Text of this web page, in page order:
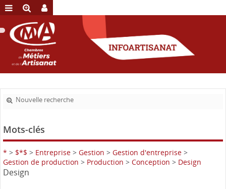
Nouvelle recherche
Mots-clés
* > $*$ > Entreprise > Gestion > Gestion d'entreprise >
Gestion de production > Production > Conception > Design
Design